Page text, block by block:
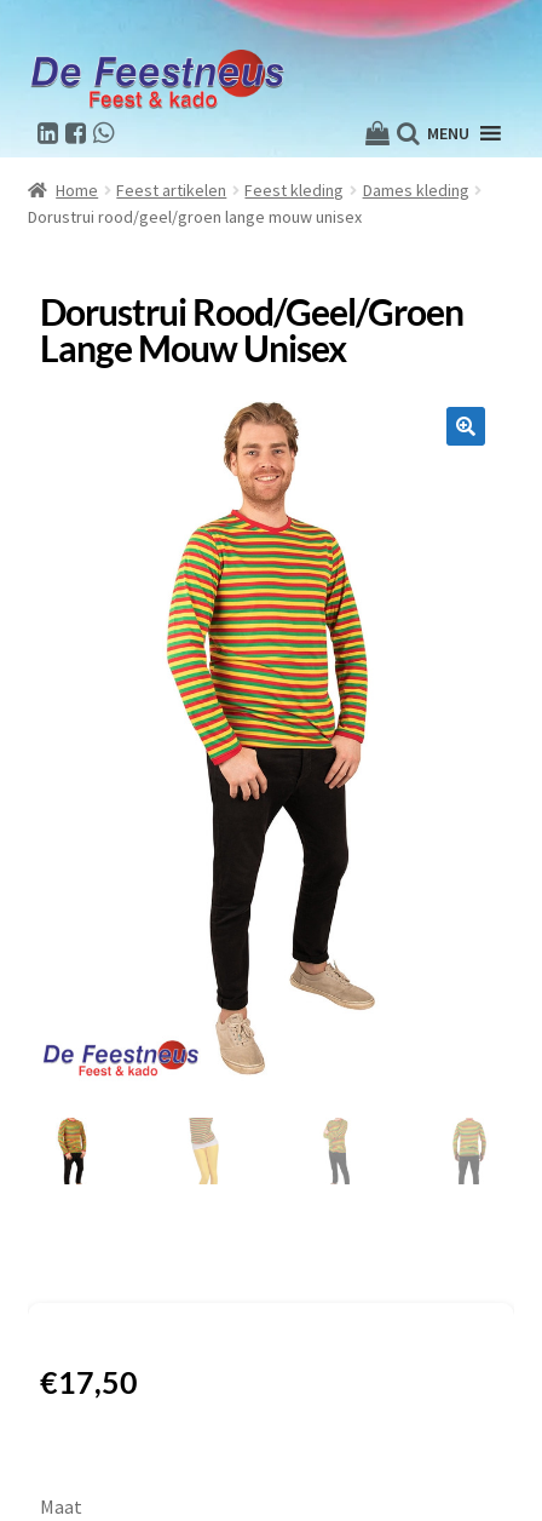
MENU
Home Feest artikelen Feest kleding
Dames kleding
Dorustrui rood/geel/groen lange mouw unisex
Dorustrui Rood/geel/groen
Lange Mouw Unisex
€17,50
Maat